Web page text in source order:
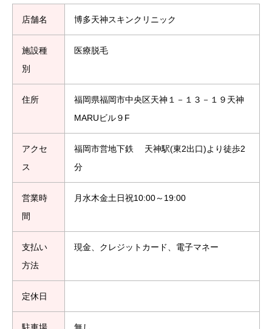
店舗名 博多天神スキンクリニック
施設種
別
医療脱毛
住所
福岡県福岡市中央区天神１－１３－１９天神
MARUビル９F
アクセ
ス
福岡市営地下鉄 天神駅(東2出口)より徒歩2
分
営業時
間
月水木金土日祝10:00～19:00
支払い
方法
現金、クレジットカード、電子マネー
定休日